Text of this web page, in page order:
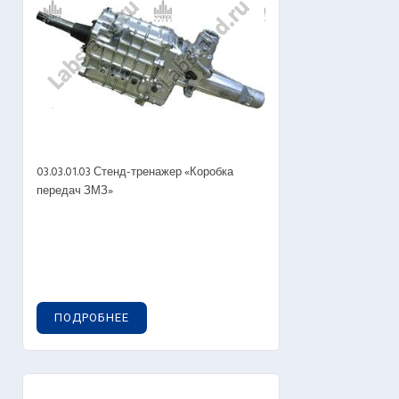
03.03.01.03 Стенд-тренажер «Коробка
передач ЗМЗ»
ПОДРОБНЕЕ